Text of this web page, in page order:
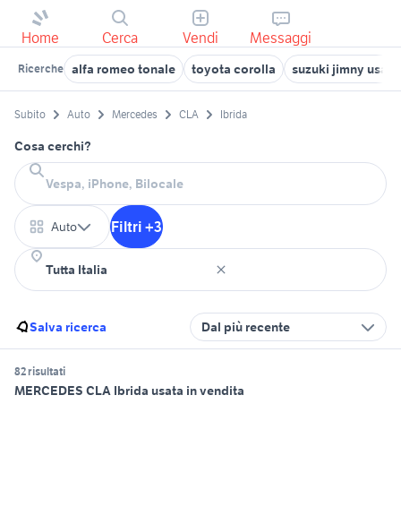
Home Cerca Vendi Messaggi
Ricerche alfa romeo tonale toyota corolla suzuki jimny
Subito Auto Mercedes CLA Ibrida
Cosa cerchi?
Auto Filtri +3
Salva ricerca Dal più recente
82 risultati
MERCEDES CLA Ibrida usata in vendita